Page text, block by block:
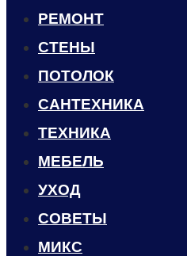
РЕМОНТ
СТЕНЫ
ПОТОЛОК
САНТЕХНИКА
ТЕХНИКА
МЕБЕЛЬ
УХОД
CОВЕТЫ
МИКС